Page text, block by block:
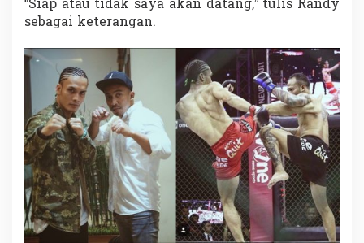
n
M
A
.
L
i
h
a
t
P
e
r
“Siap atau tidak saya akan datang,” tulis Randy
sebagai keterangan.